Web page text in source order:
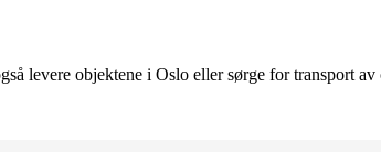
levere objektene i Oslo eller sørge for transport av